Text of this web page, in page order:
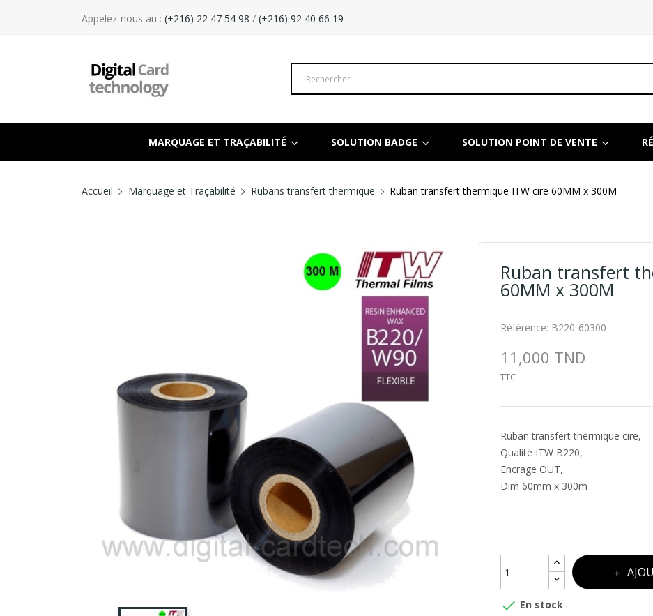
Appelez-nous au : (+216) 22 47 54 98 / (+216) 92 40 66 19
MARQUAGE ET TRAÇABILITÉ SOLUTION BADGE SOLUTION POINT DE VENTE
Accueil Marquage et Traçabilité Rubans transfert thermique Ruban transfert thermique ITW cire 60MM x 300M
Ruban transfert
60MM x 300M
Référence: B220-60300
11,000 TND
TTC
Ruban transfert thermique cire,
Qualité ITW B220,
Encrage OUT,
Dim 60mm x 300m
 En stock